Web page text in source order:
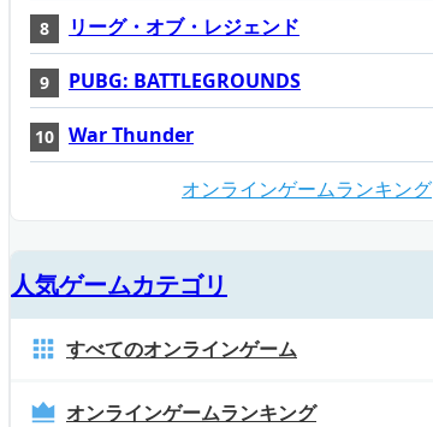
リーグ・オブ・レジェンド
PUBG: BATTLEGROUNDS
War Thunder
オンラインゲームランキング
人気ゲームカテゴリ
すべてのオンラインゲーム
オンラインゲームランキング